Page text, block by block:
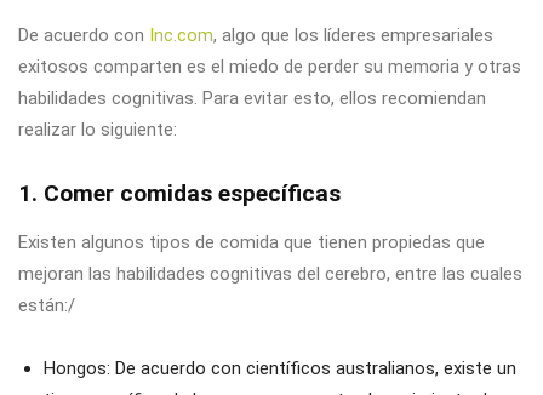
De acuerdo con Inc.com, algo que los líderes empresariales
exitosos comparten es el miedo de perder su memoria y otras
habilidades cognitivas. Para evitar esto, ellos recomiendan
realizar lo siguiente:
1. Comer comidas específicas
Existen algunos tipos de comida que tienen propiedas que
mejoran las habilidades cognitivas del cerebro, entre las cuales
están:/
Hongos: De acuerdo con científicos australianos, existe un